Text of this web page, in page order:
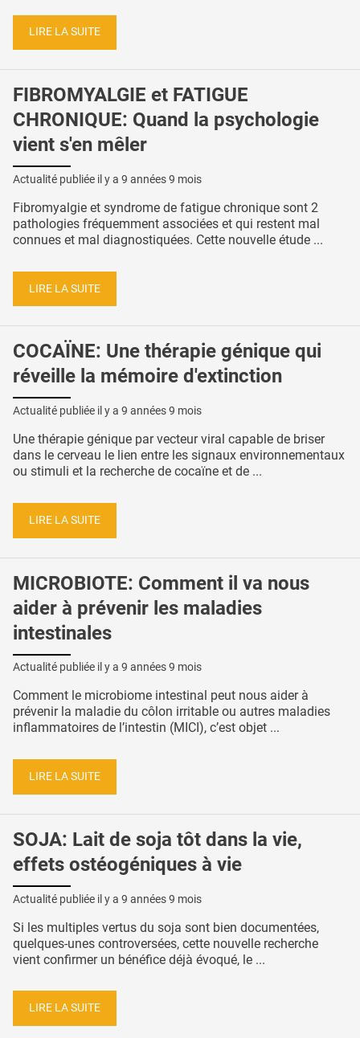
LIRE LA SUITE
FIBROMYALGIE et FATIGUE
CHRONIQUE: Quand la psychologie
vient s'en mêler
Actualité publiée il y a 9 années 9 mois
Fibromyalgie et syndrome de fatigue chronique sont 2
pathologies fréquemment associées et qui restent mal
connues et mal diagnostiquées. Cette nouvelle étude ...
LIRE LA SUITE
COCAÏNE: Une thérapie génique qui
réveille la mémoire d'extinction
Actualité publiée il y a 9 années 9 mois
Une thérapie génique par vecteur viral capable de briser
dans le cerveau le lien entre les signaux environnementaux
ou stimuli et la recherche de cocaïne et de ...
LIRE LA SUITE
MICROBIOTE: Comment il va nous
aider à prévenir les maladies
intestinales
Actualité publiée il y a 9 années 9 mois
Comment le microbiome intestinal peut nous aider à
prévenir la maladie du côlon irritable ou autres maladies
inflammatoires de l’intestin (MICI), c’est objet ...
LIRE LA SUITE
SOJA: Lait de soja tôt dans la vie,
effets ostéogéniques à vie
Actualité publiée il y a 9 années 9 mois
Si les multiples vertus du soja sont bien documentées,
quelques-unes controversées, cette nouvelle recherche
vient confirmer un bénéfice déjà évoqué, le ...
LIRE LA SUITE